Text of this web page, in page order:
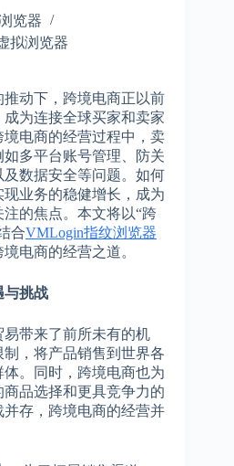
览器
拟浏览器
动下，跨境电商正以前
为连接全球买家和卖家
电商的经营过程中，卖
多平台账号管理、防关
数据安全等问题。如何
业务的稳健增长，成为
的焦点。本文将以“跨
合VMLogin指纹浏览器
电商的经营之道。
与挑战
带来了前所未有的机
，将产品销售到世界各
。同时，跨境电商也为
品选择和更具竞争力的
存，跨境电商的经营并